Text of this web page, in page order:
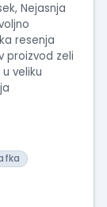
Nejasnja
resenja
proizvod zeli
veliku